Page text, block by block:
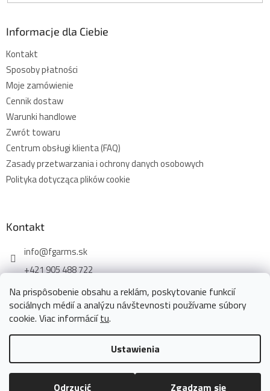
Na prispôsobenie obsahu a reklám, poskytovanie funkcií
sociálnych médií a analýzu návštevnosti používame súbory
cookie. Viac informáciítu.
Ustawienia
Odrzucić Zgadzam się
Informacje dla Ciebie
Kontakt
Sposoby płatności
Moje zamówienie
Cennik dostaw
Warunki handlowe
Zwrót towaru
Centrum obsługi klienta (FAQ)
Zasady przetwarzania i ochrony danych osobowych
Polityka dotycząca plików cookie
Kontakt
info@fgarms.sk
+421 905 488 722
Opracował Shoptet
Copyright 2026www.fgarms.eu. Wszystkie prawa
zastrzeżone.
Edytuj ustawienia plików cookie